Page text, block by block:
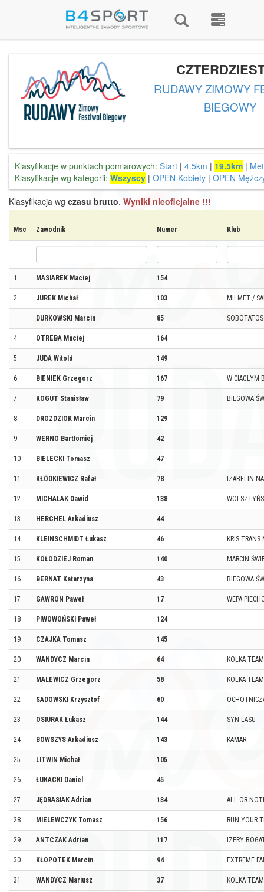
RUDAWY ZIMOWY
BIEGOWY
Klasyfikacje w punktach pomiarowych: Start | 4.5km | 19.5km |
Klasyfikacje wg kategorii: Wszyscy | OPEN Kobiety | OPEN
Klasyfikacja wg czasu brutto. Wyniki nieoficjalne !!!
Msc Zawodnik Numer Klub
1 MASIAREK Maciej 154
2 JUREK Michał 103 MILMET /
DURKOWSKI Marcin 85
4 OTREBA Maciej 164
5 JUDA Witold 149
6 BIENIEK Grzegorz 167 W CIAGLYM
7 KOGUT Stanisław 79 BIEGOWA
8 DROZDZIOK Marcin 129
9 WERNO Bartłomiej 42
10 BIELECKI Tomasz 47
11 KŁÓDKIEWICZ Rafał 78 IZABELIN
12 MICHALAK Dawid 138
13 HERCHEL Arkadiusz 44
14 KLEINSCHMIDT Łukasz 46 KRIS TRANS
15 KOŁODZIEJ Roman 140 MARCIN
16 BERNAT Katarzyna 43 BIEGOWA
17 GAWRON Paweł 17 WEPA
18 PIWOWOŃSKI Paweł 124
19 CZAJKA Tomasz 145
20 WANDYCZ Marcin 64 KOLKA
21 MALEWICZ Grzegorz 58 KOLKA
22 SADOWSKI Krzysztof 60
23 OSIURAK Łukasz 144 SYN LASU
24 BOWSZYS Arkadiusz 143 KAMAR
25 LITWIN Michał 105
26 ŁUKACKI Daniel 45
27 JĘDRASIAK Adrian 134 ALL OR
28 MIELEWCZYK Tomasz 156 RUN YOUR
29 ANTCZAK Adrian 117 IZERY
30 KŁOPOTEK Marcin 94 EXTREME
31 WANDYCZ Mariusz 37 KOLKA